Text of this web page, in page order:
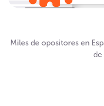
Miles de opositores en
de